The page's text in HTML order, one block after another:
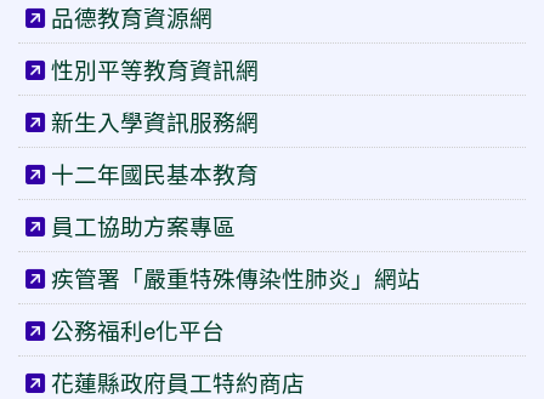
品德教育資源網
性別平等教育資訊網
新生入學資訊服務網
十二年國民基本教育
員工協助方案專區
疾管署「嚴重特殊傳染性肺炎」網站
公務福利e化平台
花蓮縣政府員工特約商店